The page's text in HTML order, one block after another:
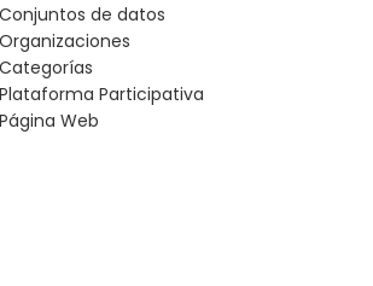
Conjuntos de datos
Organizaciones
Categorías
Plataforma Participativa
Página Web